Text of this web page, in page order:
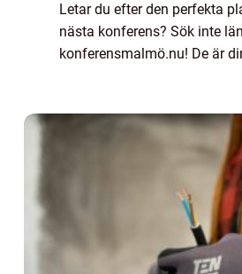
Letar du efter den perfekta
nästa konferens? Sök inte
konferensmalmö.nu! De är
konferenslokaler...